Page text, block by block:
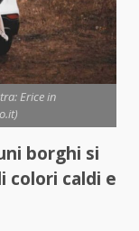
Erice in
borghi si
colori caldi e